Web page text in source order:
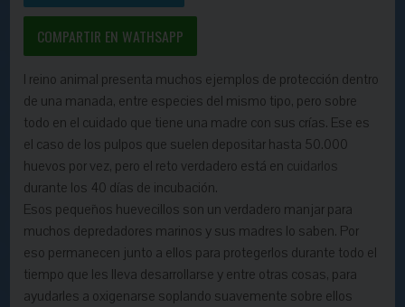
COMPARTIR EN WATHSAPP
l reino animal presenta muchos ejemplos de protección dentro
de una manada, entre especies del mismo tipo, pero sobre
todo en el cuidado que tiene una madre con sus crías. Ese es
el caso de los pulpos que suelen depositar hasta 50.000
huevos por vez, pero el reto verdadero está en cuidarlos
durante los 40 días de incubación.
Esos pequeños huevecillos son un verdadero manjar para
muchos depredadores marinos y sus madres lo saben. Por
eso permanecen junto a ellos para protegerlos durante todo el
tiempo que les lleva desarrollarse y entre otras cosas, para
ayudarles a oxigenarse soplando suavemente sobre ellos